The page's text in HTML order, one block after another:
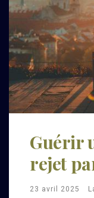
Guérir
rejet
23 avril 2025